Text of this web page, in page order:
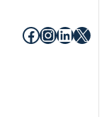
Facebook
X